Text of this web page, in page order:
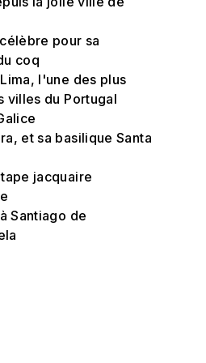
pour sa
coq
l'une des plus
villes du Portugal
et sa basilique Santa
jacquaire
Santiago de